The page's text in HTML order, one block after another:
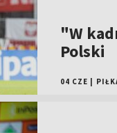
"W
Polski
04 CZE